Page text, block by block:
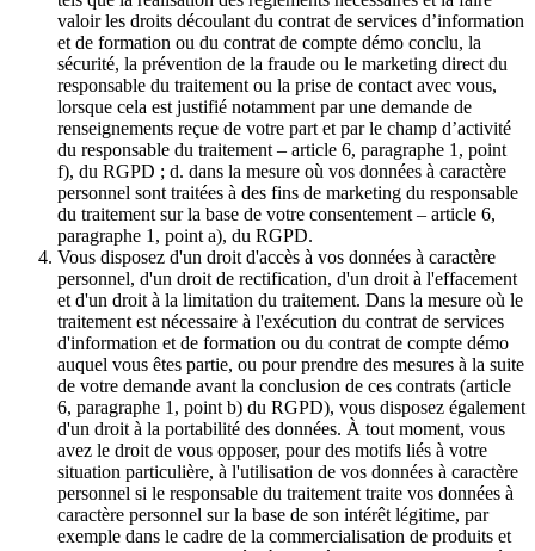
valoir les droits découlant du contrat de services d’information
et de formation ou du contrat de compte démo conclu, la
sécurité, la prévention de la fraude ou le marketing direct du
responsable du traitement ou la prise de contact avec vous,
lorsque cela est justifié notamment par une demande de
renseignements reçue de votre part et par le champ d’activité
du responsable du traitement – article 6, paragraphe 1, point
f), du RGPD ; d. dans la mesure où vos données à caractère
personnel sont traitées à des fins de marketing du responsable
du traitement sur la base de votre consentement – article 6,
paragraphe 1, point a), du RGPD.
Vous disposez d'un droit d'accès à vos données à caractère
personnel, d'un droit de rectification, d'un droit à l'effacement
et d'un droit à la limitation du traitement. Dans la mesure où le
traitement est nécessaire à l'exécution du contrat de services
d'information et de formation ou du contrat de compte démo
auquel vous êtes partie, ou pour prendre des mesures à la suite
de votre demande avant la conclusion de ces contrats (article
6, paragraphe 1, point b) du RGPD), vous disposez également
d'un droit à la portabilité des données. À tout moment, vous
avez le droit de vous opposer, pour des motifs liés à votre
situation particulière, à l'utilisation de vos données à caractère
personnel si le responsable du traitement traite vos données à
caractère personnel sur la base de son intérêt légitime, par
exemple dans le cadre de la commercialisation de produits et